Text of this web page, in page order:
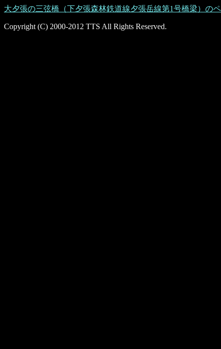
大夕張の三弦橋（下夕張森林鉄道線夕張岳線第1号橋梁）の
Copyright (C) 2000-2012 TTS All Rights Reserved.